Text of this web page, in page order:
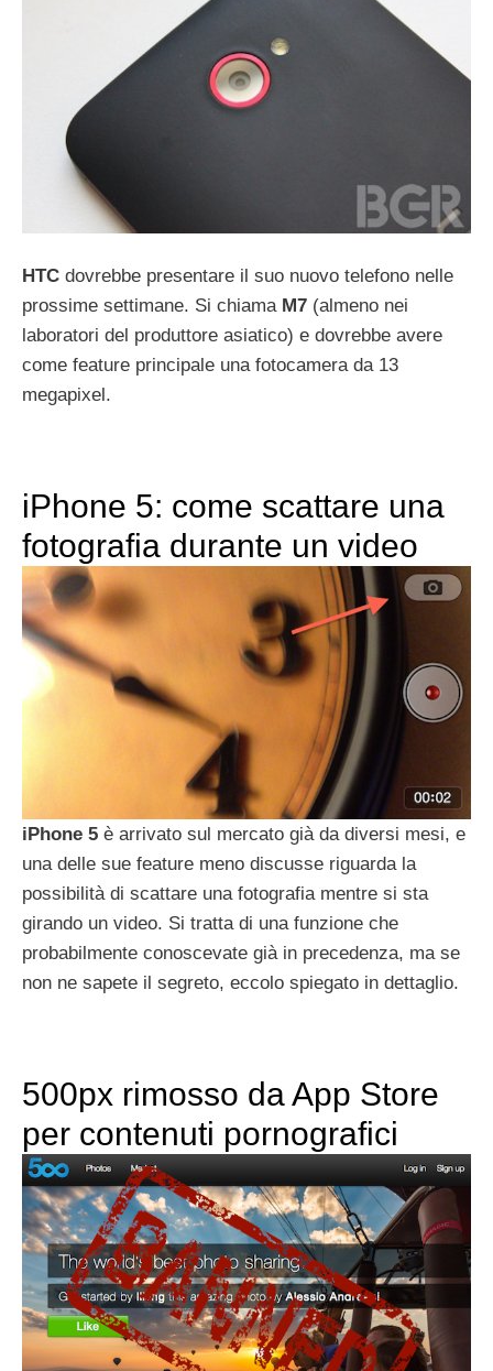
HTC dovrebbe presentare il suo nuovo telefono nelle
prossime settimane. Si chiama M7 (almeno nei
laboratori del produttore asiatico) e dovrebbe avere
come feature principale una fotocamera da 13
megapixel.
iPhone 5: come scattare una
fotografia durante un video
iPhone 5 è arrivato sul mercato già da diversi mesi, e
una delle sue feature meno discusse riguarda la
possibilità di scattare una fotografia mentre si sta
girando un video. Si tratta di una funzione che
probabilmente conoscevate già in precedenza, ma se
non ne sapete il segreto, eccolo spiegato in dettaglio.
500px rimosso da App Store
per contenuti pornografici